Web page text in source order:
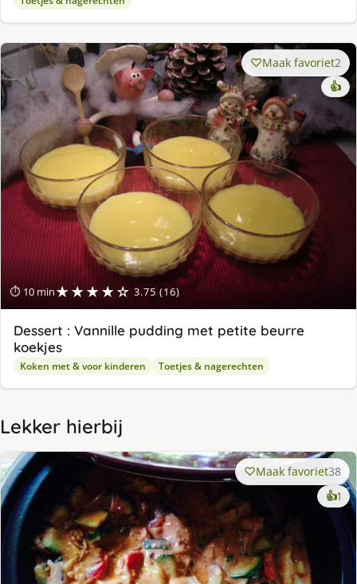
⏱ 10 min★★★★☆ 3.75 (16)
Maak favoriet2
👍
Dessert : Vannille pudding met petite beurre
koekjes
Koken met & voor kinderen Toetjes & nagerechten
Lekker hierbij
Maak favoriet38
👍1